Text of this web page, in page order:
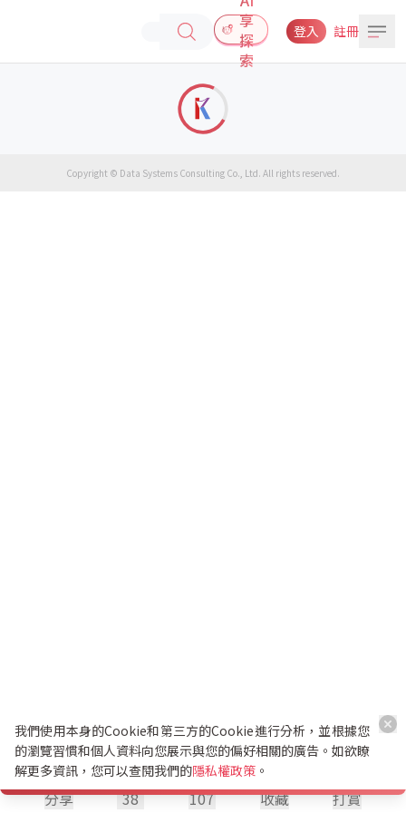
享
探
索
登入 註冊
分享 38 107 收藏 打賞
Copyright © Data Systems Consulting Co., Ltd. All rights reserved.
我們使用本身的Cookie和第三方的Cookie進行分析，並根據您
的瀏覽習慣和個人資料向您展示與您的偏好相關的廣告。如欲瞭
解更多資訊，您可以查閱我們的隱私權政策 。